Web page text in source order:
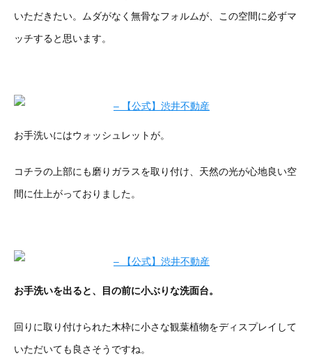
いただきたい。ムダがなく無骨なフォルムが、この空間に必ずマ
ッチすると思います。
お手洗いにはウォッシュレットが。
コチラの上部にも磨りガラスを取り付け、天然の光が心地良い空
間に仕上がっておりました。
お手洗いを出ると、目の前に小ぶりな洗面台。
回りに取り付けられた木枠に小さな観葉植物をディスプレイして
いただいても良さそうですね。